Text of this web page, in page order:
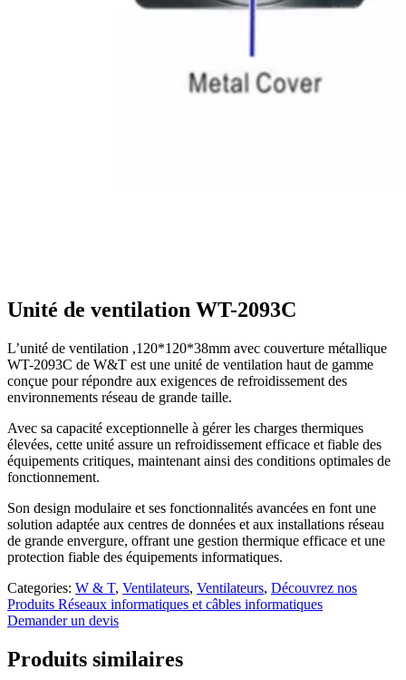
Unité de ventilation WT-2093C
L’unité de ventilation ,120*120*38mm avec couverture métallique
WT-2093C de W&T est une unité de ventilation haut de gamme
conçue pour répondre aux exigences de refroidissement des
environnements réseau de grande taille.
Avec sa capacité exceptionnelle à gérer les charges thermiques
élevées, cette unité assure un refroidissement efficace et fiable des
équipements critiques, maintenant ainsi des conditions optimales de
fonctionnement.
Son design modulaire et ses fonctionnalités avancées en font une
solution adaptée aux centres de données et aux installations réseau
de grande envergure, offrant une gestion thermique efficace et une
protection fiable des équipements informatiques.
Categories: W & T, Ventilateurs, Ventilateurs, Découvrez nos
Produits Réseaux informatiques et câbles informatiques
Demander un devis
Produits similaires